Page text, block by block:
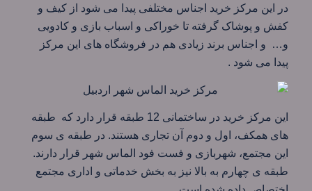
در این مرکز خرید اجناس مختلفی پیدا می شود از کیف و
کفش و پوشاک گرفته تا خوراکی و اسباب بازی و کادویی
و… و اجناس برند زیادی هم در فروشگاه های این مرکز
پیدا می شود .
این مرکز خرید در ساختمانی 12 طبقه قرار دارد که طبقه
های همکف، اول و دوم آن تجاری هستند. در طبقه ی سوم
این مجتمع، شهربازی و فست فود الماس شهر قرار دارند.
طبقه ی چهارم به بالا نیز به بخش خدماتی و اداری مجتمع